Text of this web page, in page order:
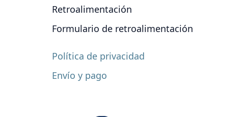
Retroalimentación
Formulario de retroalimentación
Política de privacidad
Envío y pago